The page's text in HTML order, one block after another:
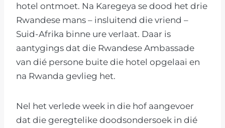
hotel ontmoet. Na Karegeya se dood het drie
Rwandese mans – insluitend die vriend –
Suid-Afrika binne ure verlaat. Daar is
aantygings dat die Rwandese Ambassade
van dié persone buite die hotel opgelaai en
na Rwanda gevlieg het.
Nel het verlede week in die hof aangevoer
dat die geregtelike doodsondersoek in dié